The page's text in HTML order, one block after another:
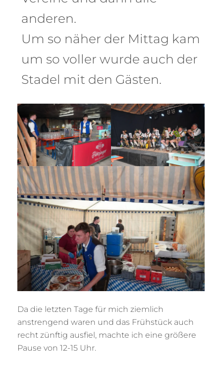
anderen.
Um so näher der Mittag kam
um so voller wurde auch der
Stadel mit den Gästen.
Da die letzten Tage für mich ziemlich
anstrengend waren und das Frühstück auch
recht zünftig ausfiel, machte ich eine größere
Pause von 12-15 Uhr.